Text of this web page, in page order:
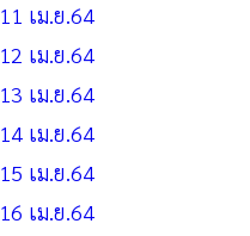
เม.ย.64
เม.ย.64
เม.ย.64
เม.ย.64
เม.ย.64
เม.ย.64